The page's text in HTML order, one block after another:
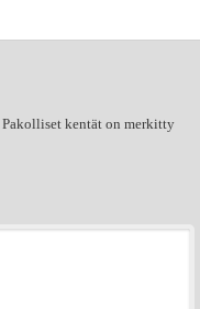
Pakolliset kentät on merkitty